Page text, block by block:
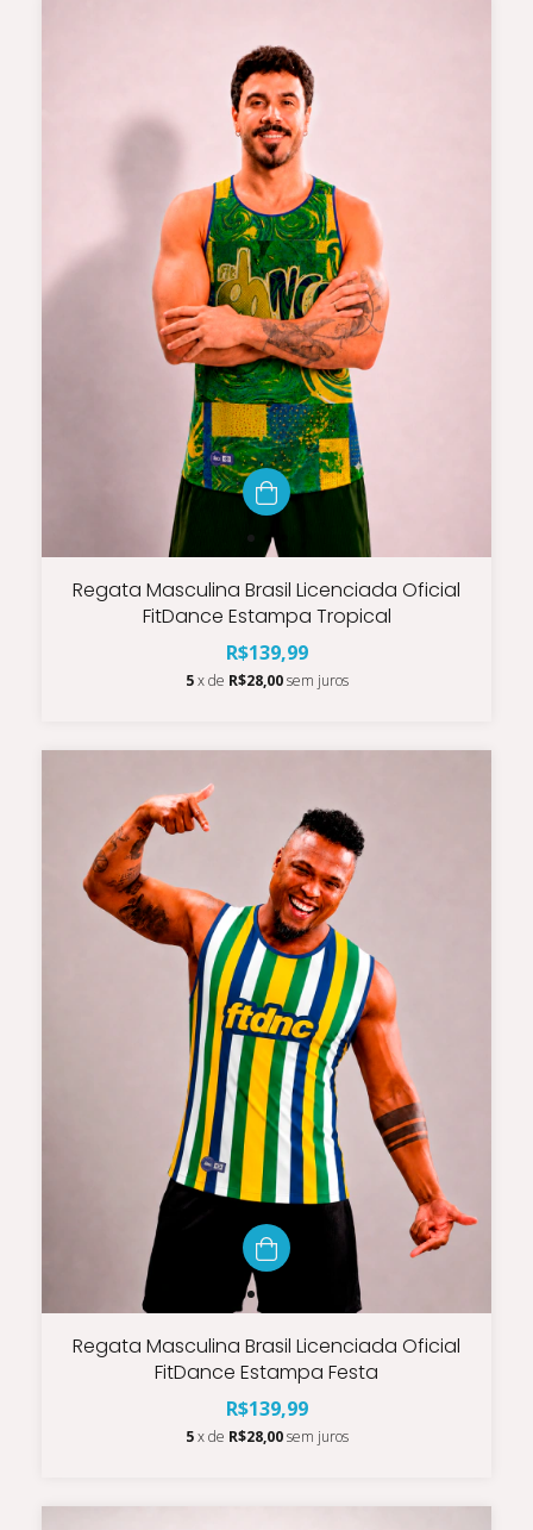
Regata Masculina Brasil Licenciada Oficial
FitDance Estampa Tropical
R$139,99
5 x de R$28,00 sem juros
Regata Masculina Brasil Licenciada Oficial
FitDance Estampa Festa
R$139,99
5 x de R$28,00 sem juros